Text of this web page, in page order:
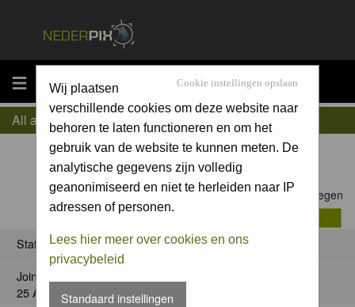
MENU Cookie instellingen opslaan
Wij plaatsen
verschillende cookies om deze website naar
behoren te laten functioneren en om het
gebruik van de website te kunnen meten. De
analytische gegevens zijn volledig
geanonimiseerd en niet te herleiden naar IP
adressen of personen.
Lees hier meer over cookies en ons
privacybeleid
Standaard instellingen
All about A.Hijwegen
Contact A.Hijwegen
Status
Joined:
25 Aug 2011